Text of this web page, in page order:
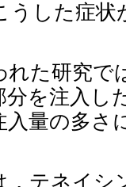
うした症状
れた研究で
分を注入し
入量の多さ
，テネイシ